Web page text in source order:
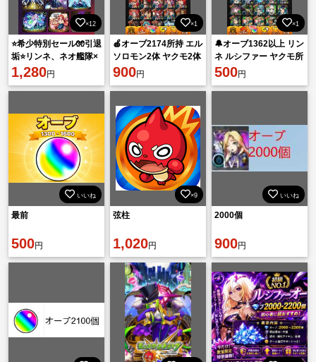
×12
⭐️希少特別セール🧤引退
垢⭐️リンネ、ネオ艦隊×
マサムネ×ヤクモ×ルシ
ファー強キャラ垢💎
200
1,280円
×1
🍎オーブ2174所持 エル
ソロモン2体 ヤクモ2体
マサムネ ネオ🍎
900円
×1
🔔オーブ1362以上 リン
ネ ルシファー ヤクモ所
持🔔
500円
いいね
最前
500円
×9
弦柱
1,020円
いいね
2000個
900円